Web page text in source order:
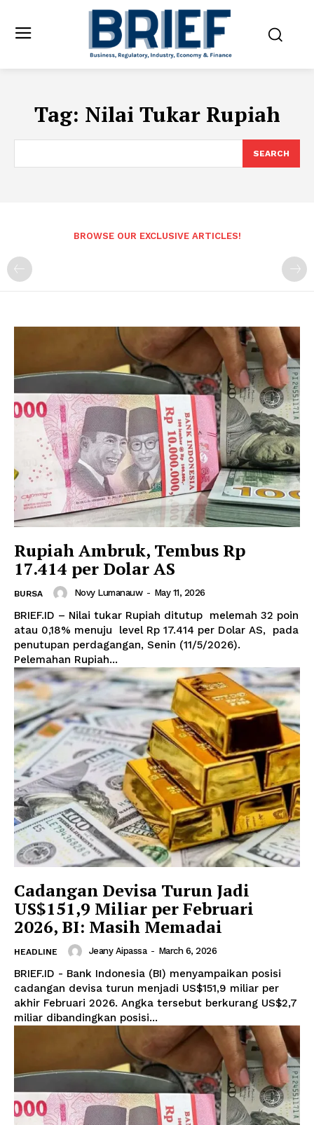
Tag: Nilai Tukar Rupiah
SEARCH
BROWSE OUR EXCLUSIVE ARTICLES!
Rupiah Ambruk, Tembus Rp
17.414 per Dolar AS
BURSA Novy Lumanauw - May 11, 2026
BRIEF.ID – Nilai tukar Rupiah ditutup melemah 32 poin
atau 0,18% menuju level Rp 17.414 per Dolar AS, pada
penutupan perdagangan, Senin (11/5/2026).
Pelemahan Rupiah...
Cadangan Devisa Turun Jadi
US$151,9 Miliar per Februari
2026, BI: Masih Memadai
HEADLINE Jeany Aipassa - March 6, 2026
BRIEF.ID - Bank Indonesia (BI) menyampaikan posisi
cadangan devisa turun menjadi US$151,9 miliar per
akhir Februari 2026. Angka tersebut berkurang US$2,7
miliar dibandingkan posisi...